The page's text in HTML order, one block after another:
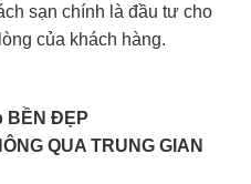
sạn chính là đầu tư cho
của khách hàng.
BỀN ĐẸP
QUA TRUNG GIAN